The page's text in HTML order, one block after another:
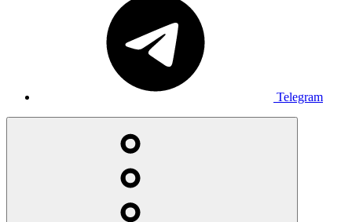
Telegram